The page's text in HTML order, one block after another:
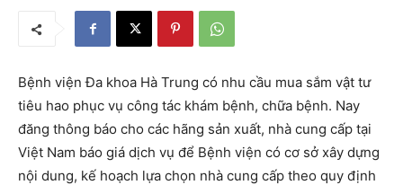
Bệnh viện Đa khoa Hà Trung có nhu cầu mua sắm vật tư
tiêu hao phục vụ công tác khám bệnh, chữa bệnh. Nay
đăng thông báo cho các hãng sản xuất, nhà cung cấp tại
Việt Nam báo giá dịch vụ để Bệnh viện có cơ sở xây dựng
nội dung, kế hoạch lựa chọn nhà cung cấp theo quy định